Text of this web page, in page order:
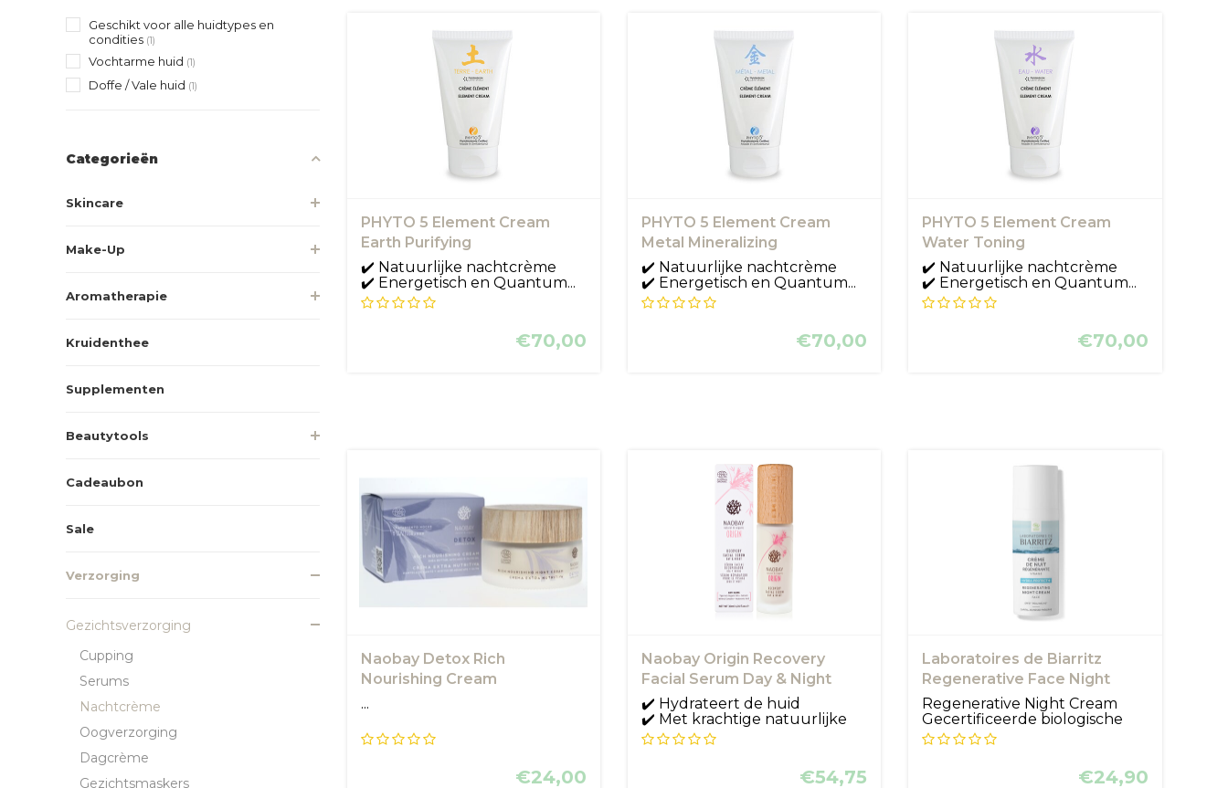
Geschikt voor alle huidtypes en
condities (1)
Vochtarme huid (1)
Doffe / Vale huid (1)
Categorieën
Skincare
Make-Up
Aromatherapie
Kruidenthee
Supplementen
Beautytools
Cadeaubon
Sale
Verzorging
Gezichtsverzorging
Cupping
Serums
Nachtcrème
Oogverzorging
Dagcrème
Gezichtsmaskers
PHYTO 5 Element Cream
Earth Purifying
✔️ Natuurlijke nachtcrème
✔️ Energetisch en Quantum...
€70,00
PHYTO 5 Element Cream
Metal Mineralizing
✔️ Natuurlijke nachtcrème
✔️ Energetisch en Quantum...
€70,00
PHYTO 5 Element Cream
Water Toning
✔️ Natuurlijke nachtcrème
✔️ Energetisch en Quantum...
€70,00
Naobay Detox Rich
Nourishing Cream
...
€24,00
Naobay Origin Recovery
Facial Serum Day & Night
✔️ Hydrateert de huid
✔️ Met krachtige natuurlijke
C...
€54,75
Laboratoires de Biarritz
Regenerative Face Night
Cream
Regenerative Night Cream
Gecertificeerde biologische
nachtve...
€24,90